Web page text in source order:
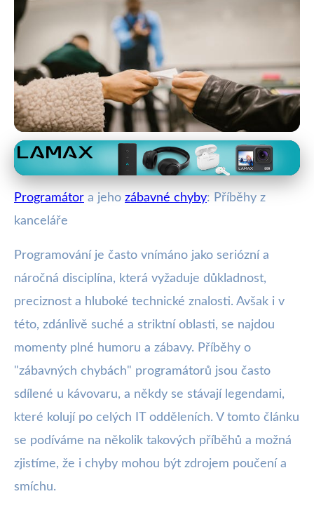
Programátoři a kód: Humor ve vývoji
Smích a Gafy v IT: Když
Programátoři Netestují Kód!
Programátor a jeho zábavné chyby: Příběhy z
kanceláře
Programování je často vnímáno jako seriózní a
náročná disciplína, která vyžaduje důkladnost,
preciznost a hluboké technické znalosti. Avšak i v
této, zdánlivě suché a striktní oblasti, se najdou
momenty plné humoru a zábavy. Příběhy o
"zábavných chybách" programátorů jsou často
sdílené u kávovaru, a někdy se stávají legendami,
které kolují po celých IT odděleních. V tomto článku
se podíváme na několik takových příběhů a možná
zjistíme, že i chyby mohou být zdrojem poučení a
smíchu.